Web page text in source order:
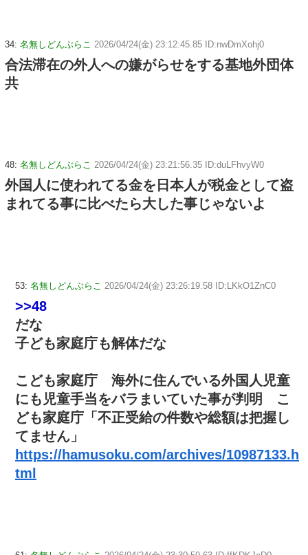
34: 名無しどんぶらこ 2026/04/24(金) 23:12:45.85 ID:nwDmXohj0
合法滞在の外人への嫌がらせをする基地外団体
共
48: 名無しどんぶらこ 2026/04/24(金) 23:21:56.35 ID:duLFhvyW0
外国人に使われてる金を日本人が税金として盗
まれてる事に比べたら大した事じゃないよ
53: 名無しどんぶらこ 2026/04/24(金) 23:26:19.58 ID:LKkO1ZnC0
>>48
だな
子ども家庭庁も解体だな
こども家庭庁 海外に住んでいる外国人児童
にも児童手当をバラまいていた事が判明 こ
ども家庭庁「不正受給の件数や総額は把握し
てません」
https://hamusoku.com/archives/10987133.h
tml